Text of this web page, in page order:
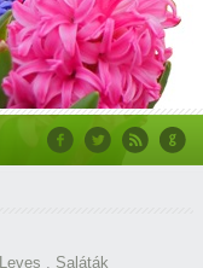
Leves , Saláták